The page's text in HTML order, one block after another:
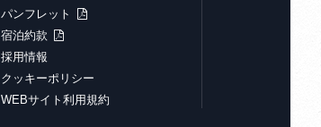
パンフレット
宿泊約款
採用情報
クッキーポリシー
WEBサイト利用規約